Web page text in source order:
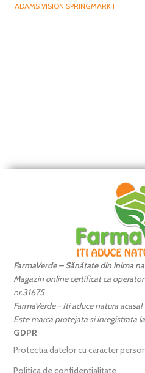
ADAMS VISION SPRINGMARKT
FarmaVerde – Sănătate din inima
Magazin online certificat ca
nr.31675
FarmaVerde - Iti aduce natura acasa!
Este marca protejata si inregistrata
GDPR
Protectia datelor cu caracter
Politica de confidentialitate